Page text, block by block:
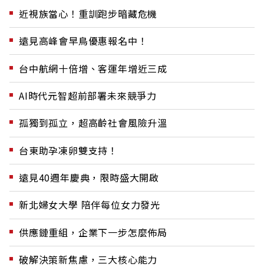
近視族當心！重訓跑步暗藏危機
遠見高峰會早鳥優惠報名中！
台中航網十倍增、客運年增近三成
AI時代元智超前部署未來競爭力
孤獨到孤立，超高齡社會風險升溫
台東助孕凍卵雙支持！
遠見40週年慶典，限時盛大開啟
新北婦女大學 陪伴每位女力發光
供應鏈重組，企業下一步怎麼佈局
破解決策新焦慮，三大核心能力